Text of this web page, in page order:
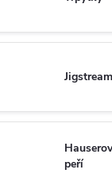
peří